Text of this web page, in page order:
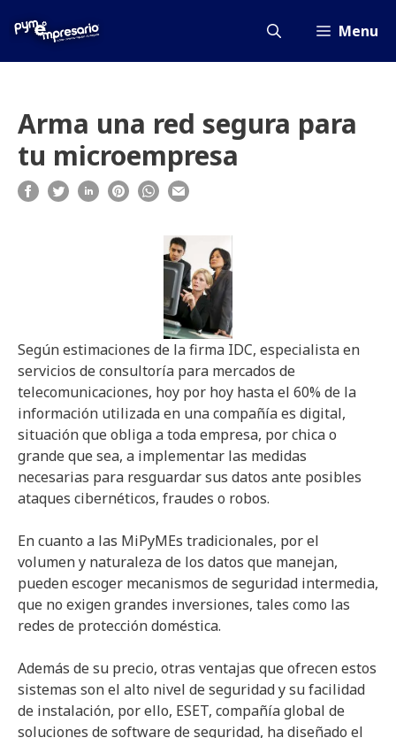
Menu
Arma una red segura para
tu microempresa
Según estimaciones de la firma IDC, especialista en
servicios de consultoría para mercados de
telecomunicaciones, hoy por hoy hasta el 60% de la
información utilizada en una compañía es digital,
situación que obliga a toda empresa, por chica o
grande que sea, a implementar las medidas
necesarias para resguardar sus datos ante posibles
ataques cibernéticos, fraudes o robos.
En cuanto a las MiPyMEs tradicionales, por el
volumen y naturaleza de los datos que manejan,
pueden escoger mecanismos de seguridad intermedia,
que no exigen grandes inversiones, tales como las
redes de protección doméstica.
Además de su precio, otras ventajas que ofrecen estos
sistemas son el alto nivel de seguridad y su facilidad
de instalación, por ello, ESET, compañía global de
soluciones de software de seguridad, ha diseñado el